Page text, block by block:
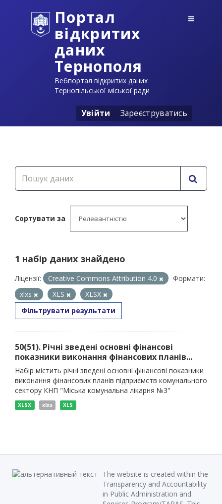
Портал
відкритих
даних
Тернополя
Вебпортал відкритих даних
Тернопільської міської ради
Увійти Зареєструватись
Сортувати за
1 набір даних знайдено
Ліцензії: Creative Commons Attribution 4.0
Формати:
xlxs
XLS
XLSX
Фільтрувати результати
50(51). Річні зведені основні фінансові
показники виконання фінансових планів...
Набір містить річні зведені основні фінансові показники
виконання фінансових планів підприємств комунального
сектору КНП "Міська комунальна лікарня №3"
XLSX xlxs XLS
The website is created within the
Transparency and Accountability
in Public Administration and